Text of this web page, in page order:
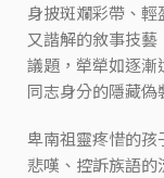
身披斑斕彩帶、
又諧解的敘事技
議題，犖犖如逐漸
同志身分的隱藏偽
卑南祖靈疼惜的孩
悲嘆、控訴族語